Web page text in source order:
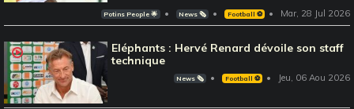
Potins People 🌟 News 🗞️ Football ⚽️ Mar, 28 Jul 2026
Eléphants : Hervé Renard dévoile son staff
technique
News 🗞️ Football ⚽️ Jeu, 06 Aou 2026